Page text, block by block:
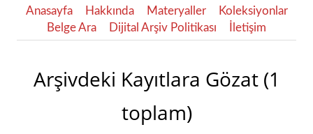
Anasayfa Hakkında Materyaller
Koleksiyonlar
Belge Ara
Dijital Arşiv Politikası İletişim
Arşivdeki Kayıtlara Gözat (1
toplam)